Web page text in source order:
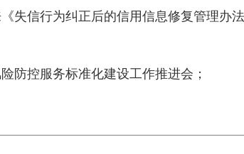
失信行为纠正后的信用信息修复管理办
防控服务标准化建设工作推进会；